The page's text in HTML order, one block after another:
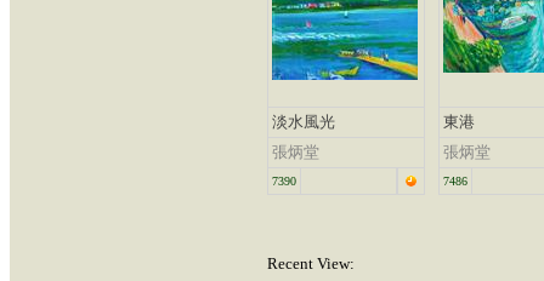
淡水風光
張炳堂
7390
東港
張炳堂
7486
Recent View: